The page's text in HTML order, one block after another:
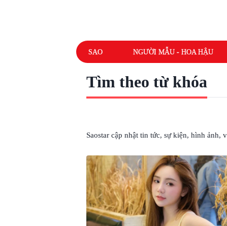
SAO NGƯỜI MẪU - HOA HẬU
Tìm theo từ khóa
Saostar cập nhật tin tức, sự kiện, hình ảnh,